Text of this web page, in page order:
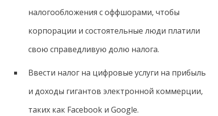
налогообложения с оффшорами, чтобы
корпорации и состоятельные люди платили
свою справедливую долю налога.
Ввести налог на цифровые услуги на прибыль
и доходы гигантов электронной коммерции,
таких как Facebook и Google.